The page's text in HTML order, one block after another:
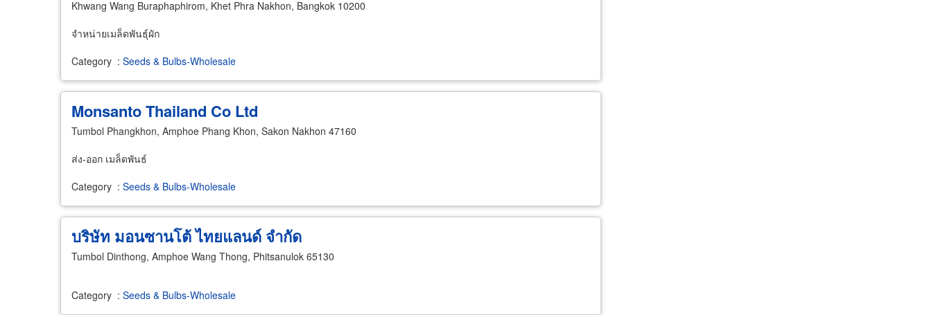
Khwang Wang Buraphaphirom, Khet Phra Nakhon, Bangkok 10200
จำหน่ายเมล็ดพันธุ์ผัก
Category : Seeds & Bulbs-Wholesale
Monsanto Thailand Co Ltd
Tumbol Phangkhon, Amphoe Phang Khon, Sakon Nakhon 47160
ส่ง-ออก เมล็ดพันธ์
Category : Seeds & Bulbs-Wholesale
บริษัท มอนซานโต้ ไทยแลนด์ จำกัด
Tumbol Dinthong, Amphoe Wang Thong, Phitsanulok 65130
Category : Seeds & Bulbs-Wholesale